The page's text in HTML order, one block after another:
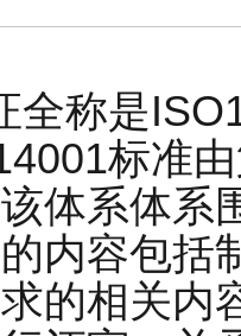
全称是
标准
体系体系
内容包括
的相关内